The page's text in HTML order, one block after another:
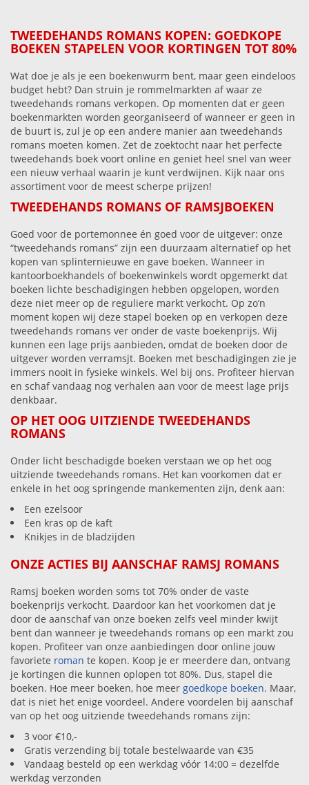
TWEEDEHANDS ROMANS KOPEN: GOEDKOPE
BOEKEN STAPELEN VOOR KORTINGEN TOT 80%
Wat doe je als je een boekenwurm bent, maar geen eindeloos
budget hebt? Dan struin je rommelmarkten af waar ze
tweedehands romans verkopen. Op momenten dat er geen
boekenmarkten worden georganiseerd of wanneer er geen in
de buurt is, zul je op een andere manier aan tweedehands
romans moeten komen. Zet de zoektocht naar het perfecte
tweedehands boek voort online en geniet heel snel van weer
een nieuw verhaal waarin je kunt verdwijnen. Kijk naar ons
assortiment voor de meest scherpe prijzen!
TWEEDEHANDS ROMANS OF RAMSJBOEKEN
Goed voor de portemonnee én goed voor de uitgever: onze
“tweedehands romans” zijn een duurzaam alternatief op het
kopen van splinternieuwe en gave boeken. Wanneer in
kantoorboekhandels of boekenwinkels wordt opgemerkt dat
boeken lichte beschadigingen hebben opgelopen, worden
deze niet meer op de reguliere markt verkocht. Op zo’n
moment kopen wij deze stapel boeken op en verkopen deze
tweedehands romans ver onder de vaste boekenprijs. Wij
kunnen een lage prijs aanbieden, omdat de boeken door de
uitgever worden verramsjt. Boeken met beschadigingen zie je
immers nooit in fysieke winkels. Wel bij ons. Profiteer hiervan
en schaf vandaag nog verhalen aan voor de meest lage prijs
denkbaar.
OP HET OOG UITZIENDE TWEEDEHANDS
ROMANS
Onder licht beschadigde boeken verstaan we op het oog
uitziende tweedehands romans. Het kan voorkomen dat er
enkele in het oog springende mankementen zijn, denk aan:
Een ezelsoor
Een kras op de kaft
Knikjes in de bladzijden
ONZE ACTIES BIJ AANSCHAF RAMSJ ROMANS
Ramsj boeken worden soms tot 70% onder de vaste
boekenprijs verkocht. Daardoor kan het voorkomen dat je
door de aanschaf van onze boeken zelfs veel minder kwijt
bent dan wanneer je tweedehands romans op een markt zou
kopen. Profiteer van onze aanbiedingen door online jouw
favoriete roman te kopen. Koop je er meerdere dan, ontvang
je kortingen die kunnen oplopen tot 80%. Dus, stapel die
boeken. Hoe meer boeken, hoe meer goedkope boeken. Maar,
dat is niet het enige voordeel. Andere voordelen bij aanschaf
van op het oog uitziende tweedehands romans zijn:
3 voor €10,-
Gratis verzending bij totale bestelwaarde van €35
Vandaag besteld op een werkdag vóór 14:00 = dezelfde
werkdag verzonden